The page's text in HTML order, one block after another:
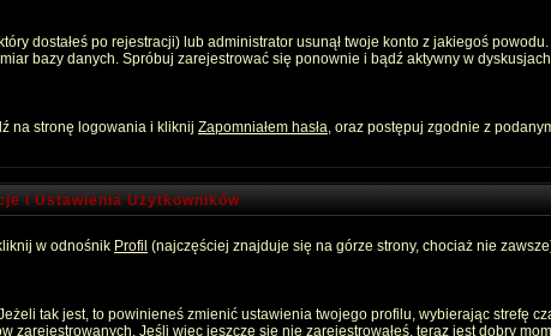
dostałeś po rejestracji) lub administrator usunął twoje konto z jakiegoś
bazy danych. Spróbuj zarejestrować się ponownie i bądź aktywny w
na stronę logowania i kliknij Zapomniałem hasła, oraz postępuj zgodnie z
i Ustawienia Użytkowników
w odnośnik Profil (najczęściej znajduje się na górze strony, chociaż nie
tak jest, to powinieneś zmienić ustawienia twojego profilu, wybierając strefę
Jeśli więc jeszcze się nie zarejestrowałeś, teraz jest dobry